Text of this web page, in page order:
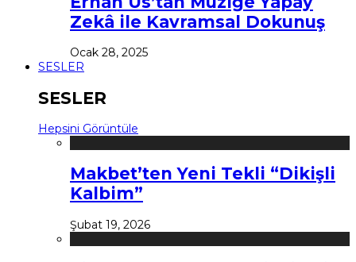
Zekâ ile Kavramsal Dokunuş
Ocak 28, 2025
SESLER
SESLER
Hepsini Görüntüle
Makbet’ten Yeni Tekli “Dikişli
Kalbim”
Şubat 19, 2026